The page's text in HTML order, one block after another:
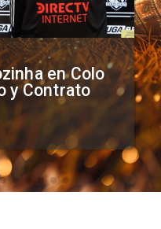
en Colo
y Contrato